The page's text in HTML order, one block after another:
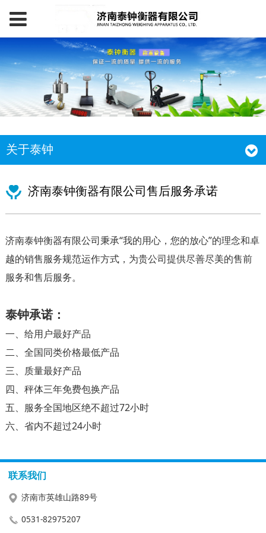
关于泰钟
济南泰钟衡器有限公司售后服务承诺
济南泰钟衡器有限公司秉承“我的用心，您的放心”的理念和卓
越的销售服务规范运作方式，为贵公司提供尽善尽美的售前
服务和售后服务。
泰钟承诺：
一、给用户最好产品
二、全国同类价格最低产品
三、质量最好产品
四、秤体三年免费包换产品
五、服务全国地区绝不超过72小时
六、省内不超过24小时
联系我们
济南市英雄山路89号
0531-82975207